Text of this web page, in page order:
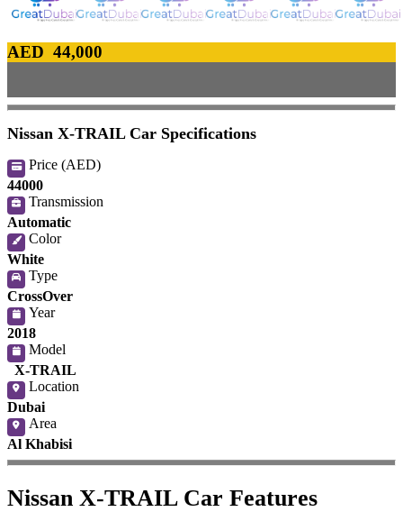
AED 44,000
Nissan X-TRAIL Car Specifications
Price (AED)
44000
Transmission
Automatic
Color
White
Type
CrossOver
Year
2018
Model
X-TRAIL
Location
Dubai
Area
Al Khabisi
Nissan X-TRAIL Car Features